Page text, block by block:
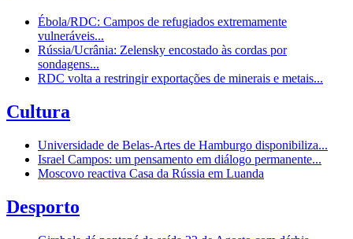
Ébola/RDC: Campos de refugiados extremamente
vulneráveis...
Rússia/Ucrânia: Zelensky encostado às cordas por
sondagens...
RDC volta a restringir exportações de minerais e metais...
Cultura
Universidade de Belas-Artes de Hamburgo disponibiliza...
Israel Campos: um pensamento em diálogo permanente...
Moscovo reactiva Casa da Rússia em Luanda
Desporto